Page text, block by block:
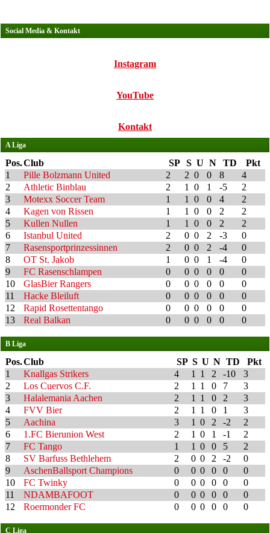
Social Media & Kontakt
Instagram
YouTube
Kontakt
A Liga
Pos.Club SP S U N TD
Pkt
1
Pille Bolzmann United 2 2 0 0 8
4
2
Athletic Binblau 2 1 0 1 -5
2
3
Motexx Soccer Team 1 1 0 0 4
2
4
Kagen von Rissen 1 1 0 0 2
2
5
Kullen Nullen 1 1 0 0 2
2
6
Istanbul United 2 0 0 2 -3
0
7
Rasensportprinzessinnen 2 0 0 2 -4
0
8
OT St. Jakob 1 0 0 1 -4
0
9
FC Rasenschlampen 0 0 0 0 0
0
10
GlasBier Rangers 0 0 0 0 0
0
11
Hacke Bleiluft 0 0 0 0 0
0
12
Rapid Rosettentango 0 0 0 0 0
0
13
Real Balkan 0 0 0 0 0 0
B Liga
Pos.Club SP S U N TD
Pkt
1
Knallgas Strikers 4 1 1 2 -10
3
2
Los Cuervos C.F. 2 1 1 0 7
3
3
Halalemania Aachen 2 1 1 0 2
3
4
FVV Bier 2 1 1 0 1
3
5
Aachina 3 1 0 2 -2
2
6
1.FC Bierunion West 2 1 0 1 -1
2
7
FC Tango 1 1 0 0 5
2
8
SV Barfuss Bethlehem 2 0 0 2 -2
0
9
AschenBallsport Champions 0 0 0 0 0
0
10
FC Twinky 0 0 0 0 0
0
11
NDAMBAFOOT 0 0 0 0 0
0
12
Roermonder FC 0 0 0 0 0 0
C Liga